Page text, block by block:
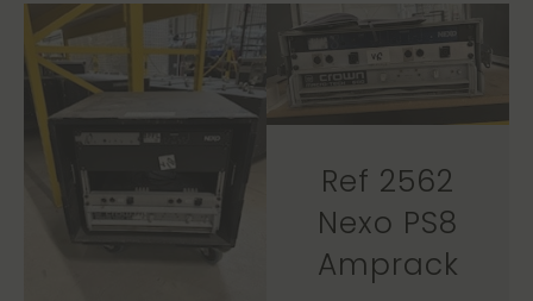
Ref 2562
Nexo PS8
Amprack